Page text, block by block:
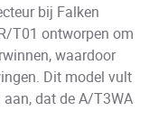
bij Falken
T01 ontworpen om
waardoor
Dit model vult
dat de A/T3WA